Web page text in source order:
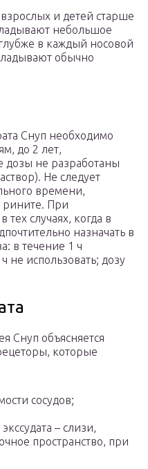
и детей старше
небольшое
в каждый носовой
обычно
Снуп необходимо
до 2 лет,
не разработаны
Не следует
времени,
рините. При
тех случаях, когда в
назначать в
в течение 1 ч
не использовать; дозу
Снуп объясняется
которые
сосудов;
– слизи,
пространство, при